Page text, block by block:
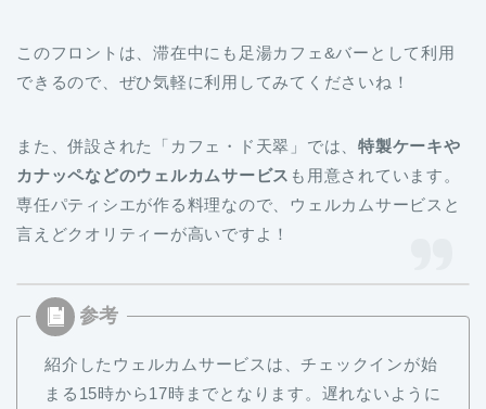
このフロントは、滞在中にも足湯カフェ&バーとして利用
できるので、ぜひ気軽に利用してみてくださいね！
また、併設された「カフェ・ド天翠」では、特製ケーキや
カナッペなどのウェルカムサービス も用意されています。
専任パティシエが作る料理なので、ウェルカムサービスと
言えどクオリティーが高いですよ！
紹介したウェルカムサービスは、チェックインが始
まる15時から17時までとなります。遅れないように